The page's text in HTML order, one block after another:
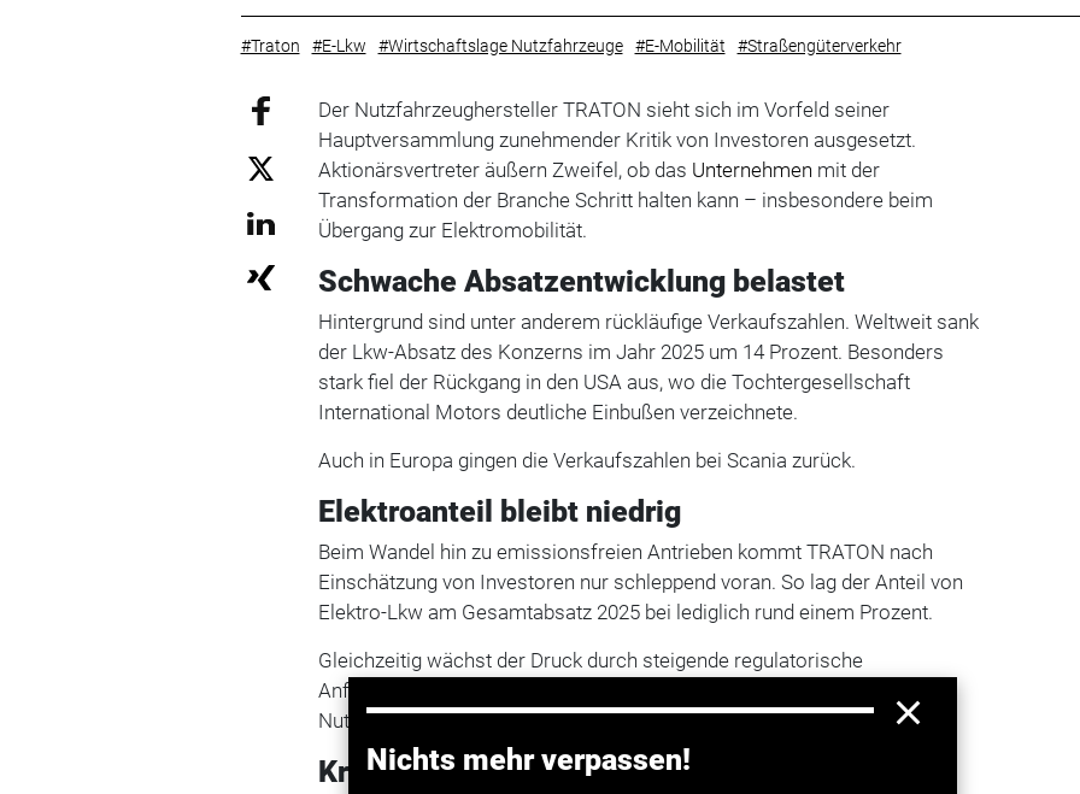
#Traton #E-Lkw #Wirtschaftslage Nutzfahrzeuge #E-Mobilität #Straßengüterverkehr
Nichts mehr verpassen!
Der Nutzfahrzeughersteller TRATON sieht sich im Vorfeld seiner
Hauptversammlung zunehmender Kritik von Investoren ausgesetzt.
Aktionärsvertreter äußern Zweifel, ob das Unternehmen mit der
Transformation der Branche Schritt halten kann – insbesondere beim
Übergang zur Elektromobilität.
Schwache Absatzentwicklung belastet
Hintergrund sind unter anderem rückläufige Verkaufszahlen. Weltweit sank
der Lkw-Absatz des Konzerns im Jahr 2025 um 14 Prozent. Besonders
stark fiel der Rückgang in den USA aus, wo die Tochtergesellschaft
International Motors deutliche Einbußen verzeichnete.
Auch in Europa gingen die Verkaufszahlen bei Scania zurück.
Elektroanteil bleibt niedrig
Beim Wandel hin zu emissionsfreien Antrieben kommt TRATON nach
Einschätzung von Investoren nur schleppend voran. So lag der Anteil von
Elektro-Lkw am Gesamtabsatz 2025 bei lediglich rund einem Prozent.
Gleichzeitig wächst der Druck durch steigende regulatorische
Anforderungen und zunehmende Nachfrage nach elektrischen
Nutzfahrzeugen.
Kritik an Regulierungskurs